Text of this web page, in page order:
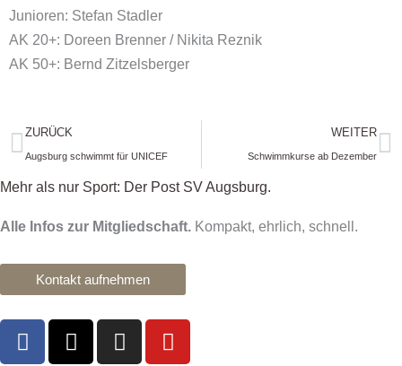
Junioren: Stefan Stadler
AK 20+: Doreen Brenner / Nikita Reznik
AK 50+: Bernd Zitzelsberger
Zurück
ZURÜCK
Augsburg schwimmt für UNICEF
WEITER
Schwimmkurse ab Dezember
Mehr als nur Sport: Der Post SV Augsburg.
Alle Infos zur Mitgliedschaft. Kompakt, ehrlich, schnell.
Kontakt aufnehmen
F
a
X
-
I
n
Y
o